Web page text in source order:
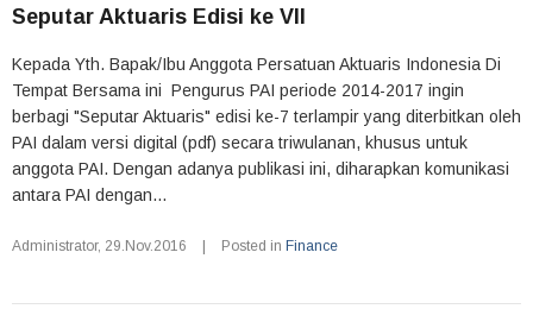
Seputar Aktuaris Edisi ke VII
Kepada Yth. Bapak/Ibu Anggota Persatuan Aktuaris Indonesia Di
Tempat Bersama ini Pengurus PAI periode 2014-2017 ingin
berbagi "Seputar Aktuaris" edisi ke-7 terlampir yang diterbitkan oleh
PAI dalam versi digital (pdf) secara triwulanan, khusus untuk
anggota PAI. Dengan adanya publikasi ini, diharapkan komunikasi
antara PAI dengan...
Administrator, 29.Nov.2016 Posted in Finance